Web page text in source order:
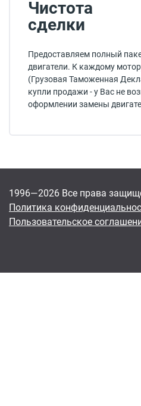
Чистота
сделки
Предоставляем полный
двигатели. К каждому
(Грузовая Таможенная
купли продажи - у Вас не
оформлении замены
1996—2026 Все права
Политика
Пользовательское